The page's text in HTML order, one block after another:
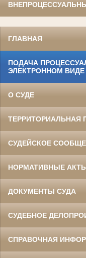
ГЛАВНАЯ
ПОДАЧА
ЭЛЕКТРОННОМ ВИДЕ
О СУДЕ
ТЕРРИТОРИАЛЬНАЯ
СУДЕЙСКОЕ
НОРМАТИВНЫЕ
ДОКУМЕНТЫ СУДА
СУДЕБНОЕ
СПРАВОЧНАЯ